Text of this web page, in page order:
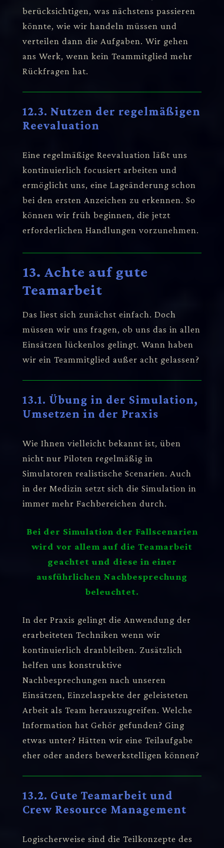
berücksichtigen, was nächstens passieren
könnte, wie wir handeln müssen und
verteilen dann die Aufgaben. Wir gehen
ans Werk, wenn kein Teammitglied mehr
Rückfragen hat.
12.3. Nutzen der regelmäßigen
Reevaluation
Eine regelmäßige Reevaluation läßt uns
kontinuierlich focusiert arbeiten und
ermöglicht uns, eine Lageänderung schon
bei den ersten Anzeichen zu erkennen. So
können wir früh beginnen, die jetzt
erforderlichen Handlungen vorzunehmen.
13. Achte auf gute
Teamarbeit
Das liest sich zunächst einfach. Doch
müssen wir uns fragen, ob uns das in allen
Einsätzen lückenlos gelingt. Wann haben
wir ein Teammitglied außer acht gelassen?
13.1. Übung in der Simulation,
Umsetzen in der Praxis
Wie Ihnen vielleicht bekannt ist, üben
nicht nur Piloten regelmäßig in
Simulatoren realistische Scenarien. Auch
in der Medizin setzt sich die Simulation in
immer mehr Fachbereichen durch.
Bei der Simulation der Fallscenarien
wird vor allem auf die Teamarbeit
geachtet und diese in einer
ausführlichen Nachbesprechung
beleuchtet.
In der Praxis gelingt die Anwendung der
erarbeiteten Techniken wenn wir
kontinuierlich dranbleiben. Zusätzlich
helfen uns konstruktive
Nachbesprechungen nach unseren
Einsätzen, Einzelaspekte der geleisteten
Arbeit als Team herauszugreifen. Welche
Information hat Gehör gefunden? Ging
etwas unter? Hätten wir eine Teilaufgabe
eher oder anders bewerkstelligen können?
13.2. Gute Teamarbeit und
Crew Resource Management
Logischerweise sind die Teilkonzepte des